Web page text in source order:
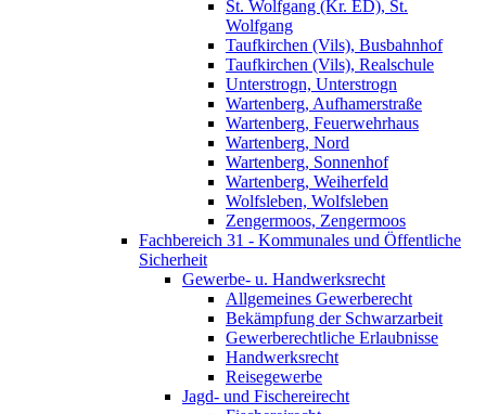
St. Wolfgang (Kr. ED), St.
Wolfgang
Taufkirchen (Vils), Busbahnhof
Taufkirchen (Vils), Realschule
Unterstrogn, Unterstrogn
Wartenberg, Aufhamerstraße
Wartenberg, Feuerwehrhaus
Wartenberg, Nord
Wartenberg, Sonnenhof
Wartenberg, Weiherfeld
Wolfsleben, Wolfsleben
Zengermoos, Zengermoos
Fachbereich 31 - Kommunales und Öffentliche
Sicherheit
Gewerbe- u. Handwerksrecht
Allgemeines Gewerberecht
Bekämpfung der Schwarzarbeit
Gewerberechtliche Erlaubnisse
Handwerksrecht
Reisegewerbe
Jagd- und Fischereirecht